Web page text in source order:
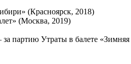
(Красноярск, 2018)
(Москва, 2019)
партию Утраты в балете